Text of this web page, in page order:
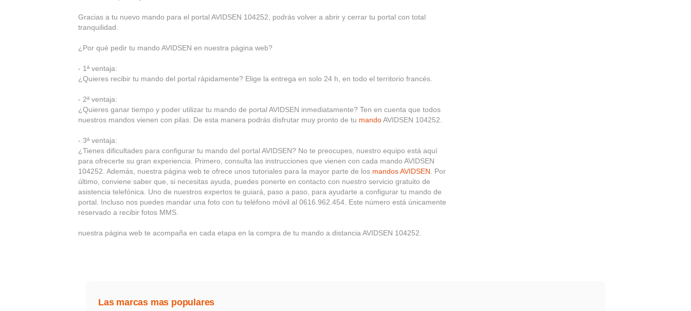
Gracias a tu nuevo mando para el portal AVIDSEN 104252, podrás volver a abrir y cerrar tu portal con total
tranquilidad.
¿Por qué pedir tu mando AVIDSEN en nuestra página web?
- 1ª ventaja:
¿Quieres recibir tu mando del portal rápidamente? Elige la entrega en solo 24 h, en todo el territorio francés.
- 2ª ventaja:
¿Quieres ganar tiempo y poder utilizar tu mando de portal AVIDSEN inmediatamente? Ten en cuenta que todos
nuestros mandos vienen con pilas. De esta manera podrás disfrutar muy pronto de tu mandoAVIDSEN 104252.
- 3ª ventaja:
¿Tienes dificultades para configurar tu mando del portal AVIDSEN? No te preocupes, nuestro equipo está aquí
para ofrecerte su gran experiencia. Primero, consulta las instrucciones que vienen con cada mando AVIDSEN
104252. Además, nuestra página web te ofrece unos tutoriales para la mayor parte de los mandos AVIDSEN. Por
último, conviene saber que, si necesitas ayuda, puedes ponerte en contacto con nuestro servicio gratuito de
asistencia telefónica. Uno de nuestros expertos te guiará, paso a paso, para ayudarte a configurar tu mando de
portal. Incluso nos puedes mandar una foto con tu teléfono móvil al 0616.962.454. Este número está únicamente
reservado a recibir fotos MMS.
nuestra página web te acompaña en cada etapa en la compra de tu mando a distancia AVIDSEN 104252.
Las marcas mas populares